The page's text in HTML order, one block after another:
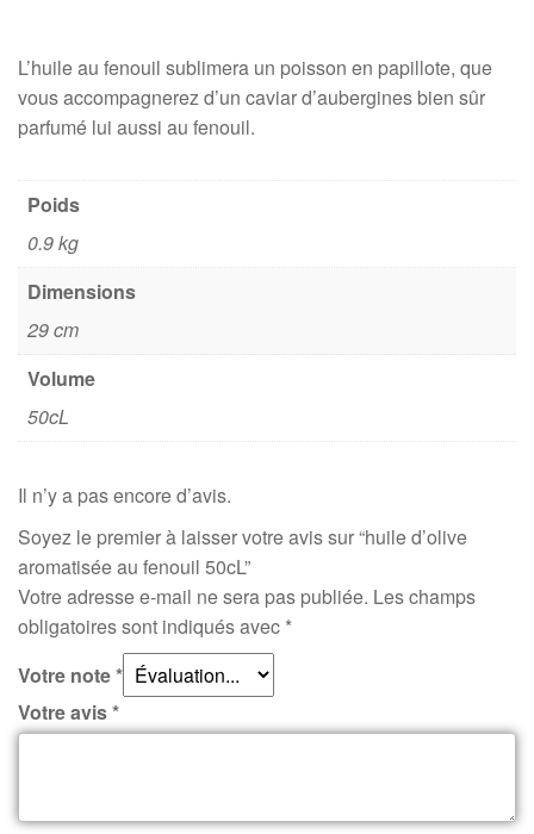
L’huile au fenouil sublimera un poisson en papillote, que
vous accompagnerez d’un caviar d’aubergines bien sûr
parfumé lui aussi au fenouil.
Poids
0.9 kg
Dimensions
29 cm
Volume
50cL
Il n’y a pas encore d’avis.
Soyez le premier à laisser votre avis sur “huile d’olive
aromatisée au fenouil 50cL”
Votre adresse e-mail ne sera pas publiée. Les champs
obligatoires sont indiqués avec *
Votre note*
Votre avis*